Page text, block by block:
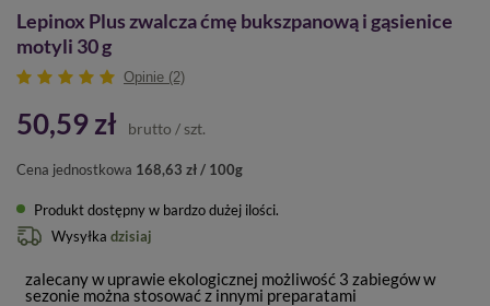
Lepinox Plus zwalcza ćmę bukszpanową i gąsienice
motyli 30 g
Opinie (2)
50,59 zł brutto / szt.
Cena jednostkowa 168,63 zł / 100g
Produkt dostępny w bardzo dużej ilości
Wysyłka dzisiaj
zalecany w uprawie ekologicznej możliwość 3 zabiegów w
sezonie można stosować z innymi preparatami